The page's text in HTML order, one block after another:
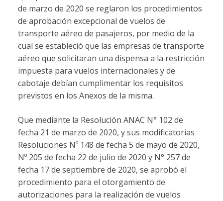
de marzo de 2020 se reglaron los procedimientos
de aprobación excepcional de vuelos de
transporte aéreo de pasajeros, por medio de la
cual se estableció que las empresas de transporte
aéreo que solicitaran una dispensa a la restricción
impuesta para vuelos internacionales y de
cabotaje debían cumplimentar los requisitos
previstos en los Anexos de la misma.
Que mediante la Resolución ANAC N° 102 de
fecha 21 de marzo de 2020, y sus modificatorias
Resoluciones Nº 148 de fecha 5 de mayo de 2020,
Nº 205 de fecha 22 de julio de 2020 y N° 257 de
fecha 17 de septiembre de 2020, se aprobó el
procedimiento para el otorgamiento de
autorizaciones para la realización de vuelos